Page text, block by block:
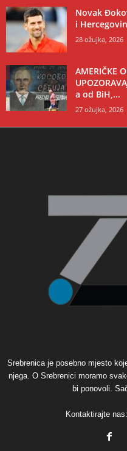
Novak
i
28 ožujka, 2026
AMERIČKE
a od BiH,...
27 ožujka, 2026
Srebrenica je posebno mjesto
njega. O Srebrenici moramo
bi ponovoli.
Kontaktirajte nas: